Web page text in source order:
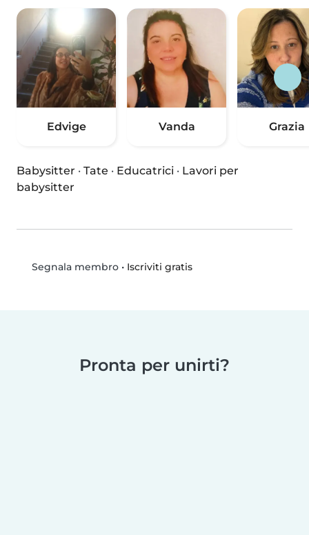
Edvige Vanda Grazia
Babysitter · Tate · Educatrici · Lavori per
babysitter
Segnala membro• Iscriviti gratis
Pronta per unirti?